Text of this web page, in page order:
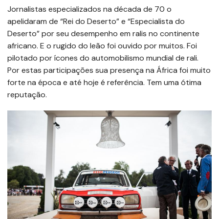
Jornalistas especializados na década de 70 o
apelidaram de “Rei do Deserto” e “Especialista do
Deserto” por seu desempenho em ralis no continente
africano. E o rugido do leão foi ouvido por muitos. Foi
pilotado por ícones do automobilismo mundial de rali.
Por estas participações sua presença na África foi muito
forte na época e até hoje é referência. Tem uma ótima
reputação.